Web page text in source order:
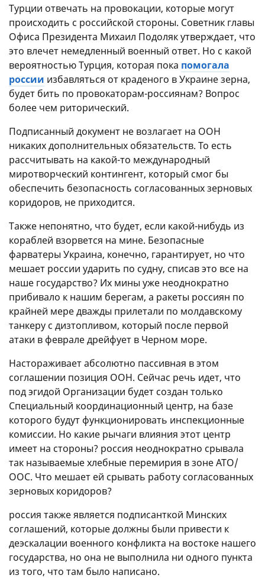
Турции отвечать на провокации, которые могут
происходить с российской стороны. Советник главы
Офиса Президента Михаил Подоляк утверждает, что
это влечет немедленный военный ответ. Но с какой
вероятностью Турция, которая пока помогала
россии избавляться от краденого в Украине зерна,
будет бить по провокаторам-россиянам? Вопрос
более чем риторический.
Подписанный документ не возлагает на ООН
никаких дополнительных обязательств. То есть
рассчитывать на какой-то международный
миротворческий контингент, который смог бы
обеспечить безопасность согласованных зерновых
коридоров, не приходится.
Также непонятно, что будет, если какой-нибудь из
кораблей взорвется на мине. Безопасные
фарватеры Украина, конечно, гарантирует, но что
мешает россии ударить по судну, списав это все на
наше государство? Их мины уже неоднократно
прибивало к нашим берегам, а ракеты россиян по
крайней мере дважды прилетали по молдавскому
танкеру с дизтопливом, который после первой
атаки в феврале дрейфует в Черном море.
Настораживает абсолютно пассивная в этом
соглашении позиция ООН. Сейчас речь идет, что
под эгидой Организации будет создан только
Специальный координационный центр, на базе
которого будут функционировать инспекционные
комиссии. Но какие рычаги влияния этот центр
имеет на стороны? россия неоднократно срывала
так называемые хлебные перемирия в зоне АТО/
ООС. Что мешает ей срывать работу согласованных
зерновых коридоров?
россия также является подписанткой Минских
соглашений, которые должны были привести к
деэскалации военного конфликта на востоке нашего
государства, но она не выполнила ни одного пункта
из того, что там было написано.